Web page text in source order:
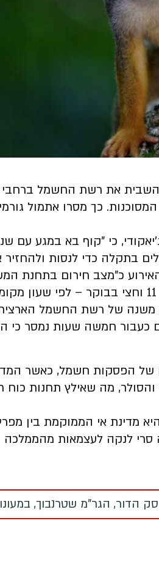
את רשת החשמל ברחבי
כך מסרו אתמול
כי "קוף בא במגע עם
בתקלה כדי לנסות
כ"מצב חירום בתחנת
הפסקת החשמל התרחשה אתמול בסביבות השעה 11 וחצי בבוקר – לפי
משנה של רשת החשמל
כעבור חמשה שעות נמסר
של הפסקות חשמל, כאשר
מה שאילץ תחנות כוח
כ-23 מיליון בני אדם, היא מדינת אי הממוקמת
לתת-היבשת ההודית. ב-1948 זכתה סרי לנקה
הדור, הגר"מ שטרנבוך,